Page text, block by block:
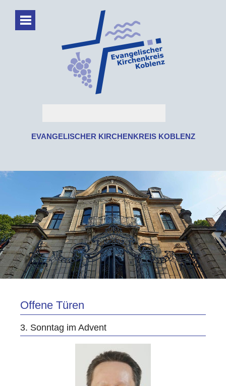
EVANGELISCHER KIRCHENKREIS KOBLENZ
Offene Türen
3. Sonntag im Advent